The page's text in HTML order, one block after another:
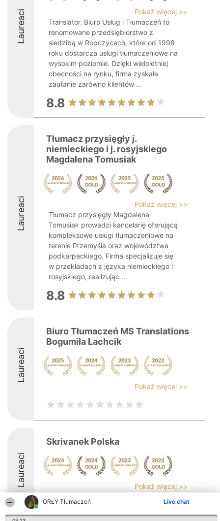
ORŁY Tłumaczeń Live chat
Laureaci
Pokaż więcej >>
Translator. Biuro Usług i Tłumaczeń to
renomowane przedsiębiorstwo z
siedzibą w Ropczycach, które od 1998
roku dostarcza usługi tłumaczeniowe na
wysokim poziomie. Dzięki wieloletniej
obecności na rynku, firma zyskała
zaufanie zarówno klientów ...
8.8
Laureaci
Tłumacz przysięgły j.
niemieckiego i j. rosyjskiego
Magdalena Tomusiak
Pokaż więcej >>
Tłumacz przysięgły Magdalena
Tomusiak prowadzi kancelarię oferującą
kompleksowe usługi tłumaczeniowe na
terenie Przemyśla oraz województwa
podkarpackiego. Firma specjalizuje się
w przekładach z języka niemieckiego i
rosyjskiego, realizując ...
8.8
Laureaci
Biuro Tłumaczeń MS Translations
Bogumiła Lachcik
Pokaż więcej >>
Laureaci
Skrivanek Polska
Pokaż więcej >>